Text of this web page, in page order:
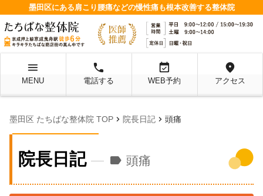
墨田区にある肩こり腰痛などの慢性痛も根本改善する整体院
menu
MENU
local_phone
電話する
event_available
WEB予約
location_on
アクセス
墨田区 たちばな整体院 TOP chevron_right 院長日記 chevron_right 頭痛
院長日記 label 頭痛